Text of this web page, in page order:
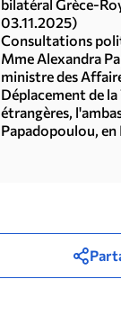
bilatéral Grèce-
03.11.2025)
Consultations
Mme Alexandra
ministre des
République
Haddad, ministre
de la République
Déplacement de
étrangères,
Papadopoulou, en